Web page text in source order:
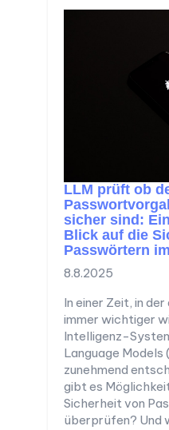
LLM prüft ob
sicher sind:
Blick auf die
Passwörtern
8.8.2025
In einer Zeit, in
immer wichtiger
Intelligenz-
Language Models
zunehmend
gibt es
Sicherheit von
überprüfen? Und